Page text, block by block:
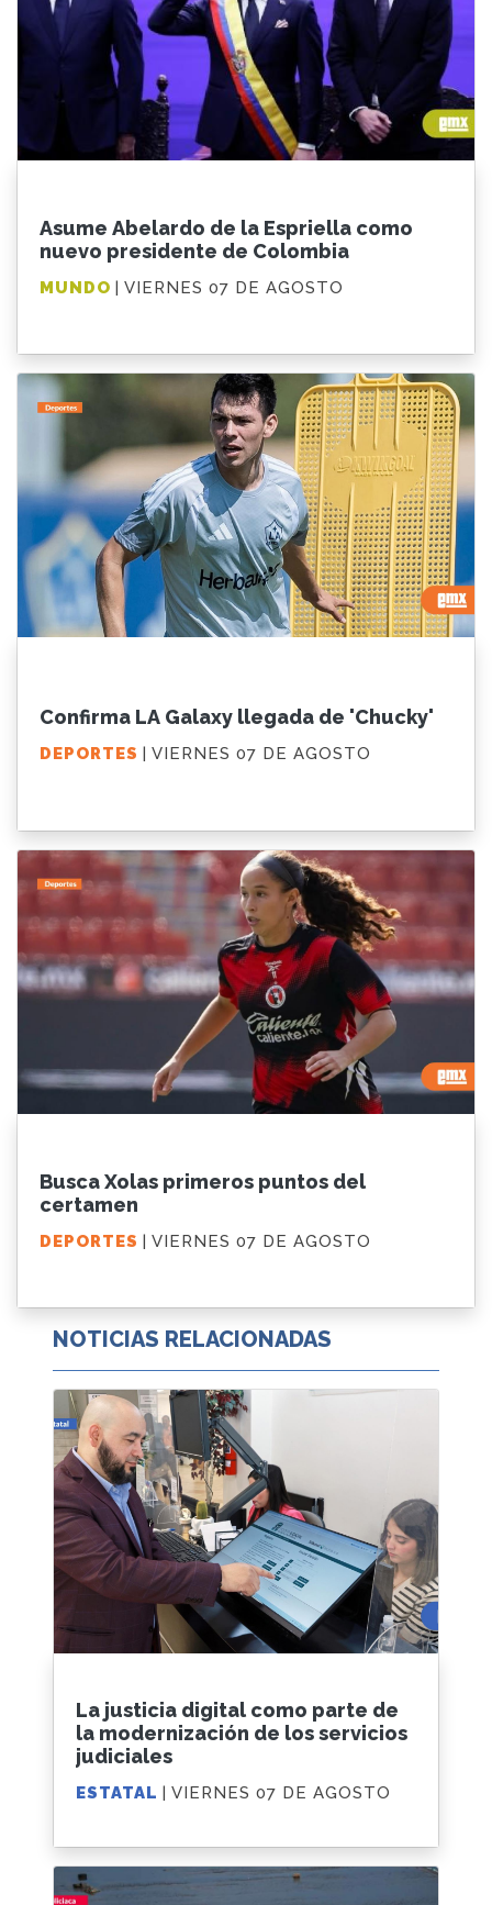
Asume Abelardo de la Espriella como
nuevo presidente de Colombia
MUNDO | VIERNES 07 DE AGOSTO
Confirma LA Galaxy llegada de 'Chucky'
DEPORTES | VIERNES 07 DE AGOSTO
Busca Xolas primeros puntos del
certamen
DEPORTES | VIERNES 07 DE AGOSTO
NOTICIAS RELACIONADAS
La justicia digital como parte de
la modernización de los servicios
judiciales
ESTATAL | VIERNES 07 DE AGOSTO